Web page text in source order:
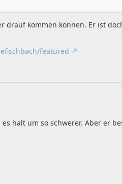
drauf kommen können. Er ist
featured
halt um so schwerer. Aber er